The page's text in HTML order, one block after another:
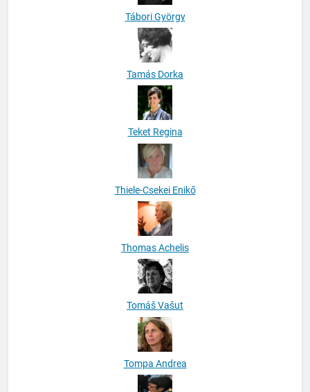
Tábori György
Tamás Dorka
Teket Regina
Thiele-Csekei Enikő
Thomas Achelis
Tomáš Vašut
Tompa Andrea